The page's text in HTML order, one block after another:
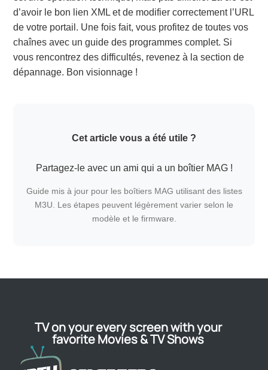
d’avoir le bon lien XML et de modifier correctement l’URL
de votre portail. Une fois fait, vous profitez de toutes vos
chaînes avec un guide des programmes complet. Si
vous rencontrez des difficultés, revenez à la section de
dépannage. Bon visionnage !
Cet article vous a été utile ?
Partagez-le avec un ami qui a un boîtier MAG !
Guide mis à jour pour les boîtiers MAG utilisant des listes
M3U. Les étapes peuvent légèrement varier selon le
modèle et le firmware.
TV on your every screen with your
favorite Movies & TV Shows